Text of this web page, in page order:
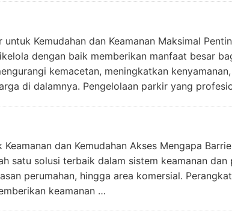
Kemudahan dan Keamanan Maksimal
dengan baik memberikan manfaat besar
kemacetan, meningkatkan
di dalamnya. Pengelolaan parkir yang
dan Kemudahan Akses Mengapa
satu solusi terbaik dalam sistem keamanan
perumahan, hingga area komersial.
keamanan …